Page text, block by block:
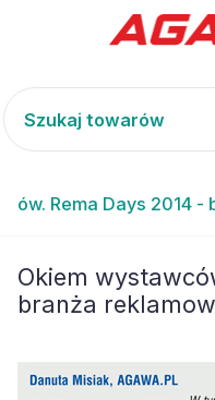
Rema Days 2014 -
Okiem
branża